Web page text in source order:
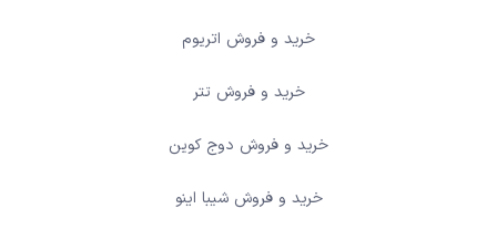
خرید و فروش اتریوم
خرید و فروش تتر
خرید و فروش دوج کوین
خرید و فروش شیبا اینو